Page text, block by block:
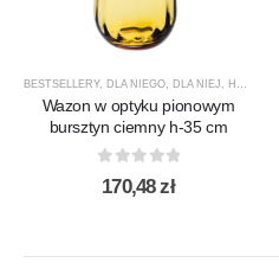
BESTSELLERY, DLA NIEGO, DLA NIEJ , HOME&LIVING
Wazon w optyku pionowym
bursztyn ciemny h-35 cm
out of 5
170,48zł